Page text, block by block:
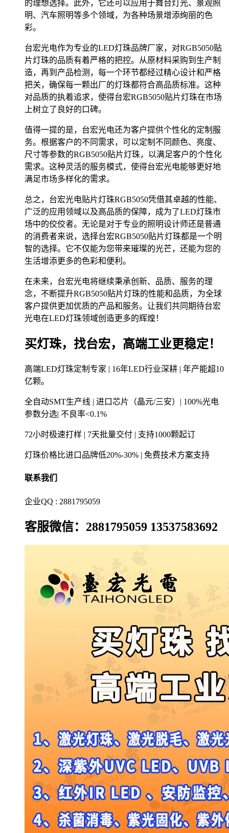
的理想选择。此外，它还可以应用于舞台灯光、景观照
明、汽车照明等多个领域，为各种场景增添绚丽的色
彩。
台宏光电作为专业的LED灯珠品牌厂家，对RGB5050贴
片灯珠的品质有着严格的把控。从原材料采购到生产制
造，再到产品检测，每一个环节都经过精心设计和严格
把关，确保每一颗出厂的灯珠都符合高品质标准。这种
对品质的执着追求，使得台宏RGB5050贴片灯珠在市场
上树立了良好的口碑。
值得一提的是，台宏光电还为客户提供个性化的定制服
务。根据客户的不同需求，可以定制不同颜色、亮度、
尺寸等参数的RGB5050贴片灯珠，以满足客户的个性化
需求。这种灵活的服务模式，使得台宏光电能够更好地
满足市场多样化的需求。
总之，台宏光电贴片灯珠RGB5050凭借其卓越的性能、
广泛的应用领域以及高品质的保障，成为了LED灯珠市
场中的佼佼者。无论是对于专业的照明设计师还是普通
的消费者来说，选择台宏RGB5050贴片灯珠都是一个明
智的选择。它不仅能为您带来璀璨的光芒，还能为您的
生活增添更多的色彩和便利。
在未来，台宏光电将继续秉承创新、品质、服务的理
念，不断提升RGB5050贴片灯珠的性能和品质，为全球
客户提供更加优质的产品和服务。让我们共同期待台宏
光电在LED灯珠领域创造更多的辉煌！
买灯珠，找台宏，高端工业更稳定！
高端LED灯珠定制专家 | 16年LED行业深耕 | 年产能超10
亿颗。
全自动SMT生产线 | 进口芯片（晶元/三安）| 100%光电
参数分选| 不良率<0.1%
72小时极速打样 | 7天批量交付 | 支持1000颗起订
灯珠价格比进口品牌低20%-30% | 免费技术方案支持
联系我们
企业QQ : 2881795059
客服微信：2881795059 13537583692